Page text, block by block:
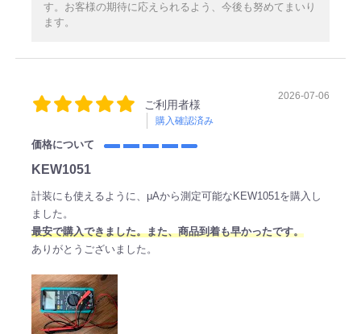
す。お客様の期待に応えられるよう、今後も努めてまいり
ます。
ご利用者様
購入確認済み
2026-07-06
価格について
KEW1051
計装にも使えるように、μAから測定可能なKEW1051を購入し
ました。
最安で購入できました。また、商品到着も早かったです。
ありがとうございました。